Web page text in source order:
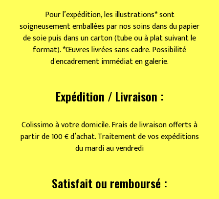
Pour l’expédition, les illustrations* sont
soigneusement emballées par nos soins dans du papier
de soie puis dans un carton (tube ou à plat suivant le
format). *Œuvres livrées sans cadre. Possibilité
d'encadrement immédiat en galerie.
Expédition / Livraison :
Colissimo à votre domicile. Frais de livraison offerts à
partir de 100 € d’achat. Traitement de vos expéditions
du mardi au vendredi
Satisfait ou remboursé :